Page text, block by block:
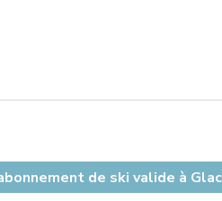
de ski valide à